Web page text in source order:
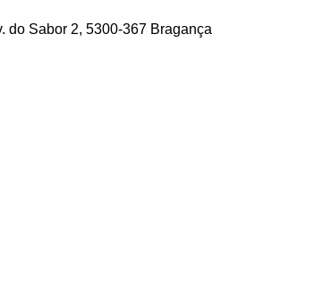
do Sabor 2, 5300-367 Bragança